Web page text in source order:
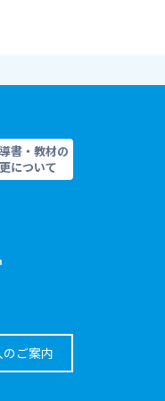
書・教材の
について
ご案内